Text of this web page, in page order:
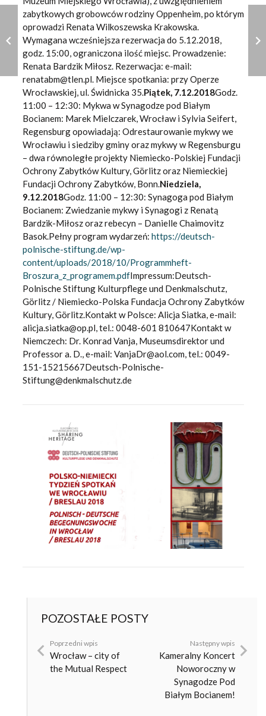
zabytkowych grobowców rodziny Oppenheim, po którym
oprowadzi Renata Wilkoszewska Krakowska.
Wymagana wcześniejsza rezerwacja do 5.12.2018,
godz. 15:00, ograniczona ilość miejsc. Prowadzenie:
Renata Bardzik Miłosz. Rezerwacja: e-mail:
renatabm@tlen.pl. Miejsce spotkania: przy Operze
Wrocławskiej, ul. Świdnicka 35.Piątek, 7.12.2018Godz.
11:00 – 12:30: Mykwa w Synagodze pod Białym
Bocianem: Marek Mielczarek, Wrocław i Sylvia Seifert,
Regensburg opowiadają: Odrestaurowanie mykwy we
Wrocławiu i siedziby gminy oraz mykwy w Regensburgu
– dwa równoległe projekty Niemiecko-Polskiej Fundacji
Ochrony Zabytków Kultury, Görlitz oraz Niemieckiej
Fundacji Ochrony Zabytków, Bonn.Niedziela,
9.12.2018Godz. 11:00 – 12:30: Synagoga pod Białym
Bocianem: Zwiedzanie mykwy i Synagogi z Renatą
Bardzik-Miłosz oraz rebecyn – Danielle Chaimovitz
Basok.Pełny program wydarzeń: https://deutsch-
polnische-stiftung.de/wp-
content/uploads/2018/10/Programmheft-
Broszura_z_programem.pdfImpressum:Deutsch-
Polnische Stiftung Kulturpflege und Denkmalschutz,
Görlitz / Niemiecko-Polska Fundacja Ochrony Zabytków
Kultury, Görlitz.Kontakt w Polsce: Alicja Siatka, e-mail:
alicja.siatka@op.pl, tel.: 0048-601 810647Kontakt w
Niemczech: Dr. Konrad Vanja, Museumsdirektor und
Professor a. D., e-mail: VanjaDr@aol.com, tel.: 0049-
151-15215667Deutsch-Polnische-
Stiftung@denkmalschutz.de
POZOSTAŁE POSTY
Poprzedni wpis
Wrocław – city of
the Mutual Respect
Następny wpis
Kameralny Koncert
Noworoczny w
Synagodze Pod
Białym Bocianem!